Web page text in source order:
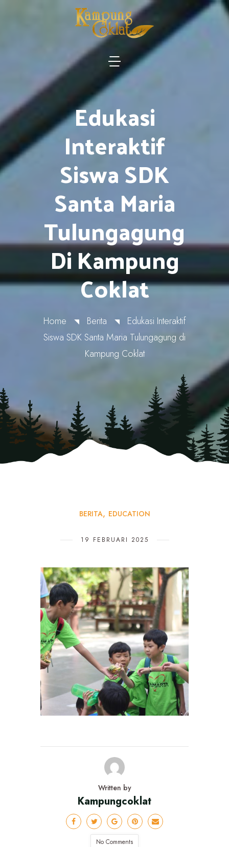
Edukasi
Interaktif
Siswa SDK
Santa Maria
Tulungagung
Di Kampung
Coklat
Home Berita
Edukasi Interaktif
Siswa SDK Santa Maria Tulungagung di
Kampung Coklat
BERITA EDUCATION
19 FEBRUARI 2025
Written by
Kampungcoklat
No Comments